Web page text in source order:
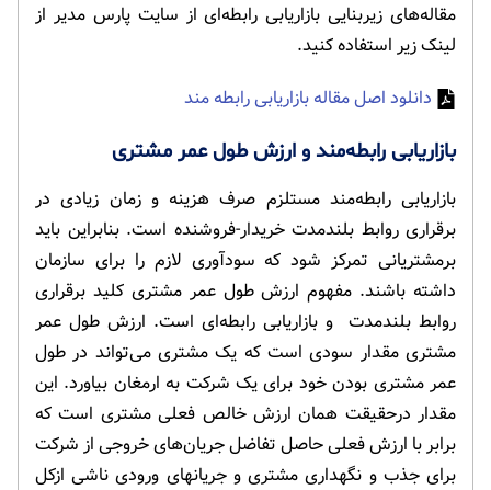
مقاله‌های زیربنایی بازاریابی رابطه‌ای از سایت پارس مدیر از
لینک زیر استفاده کنید.
دانلود اصل مقاله بازاریابی رابطه مند
بازاریابی رابطه‌مند و ارزش طول عمر مشتری
بازاریابی رابطه‌مند مستلزم صرف هزینه و زمان زیادی در
برقراری روابط بلندمدت خریدار-فروشنده است. بنابراین باید
برمشتریانی تمرکز شود که سودآوری لازم را برای سازمان
داشته باشند. مفهوم ارزش طول عمر مشتری کلید برقراری
روابط بلندمدت و بازاریابی رابطه‌ای است. ارزش طول عمر
مشتری مقدار سودی است که یک مشتری می‌تواند در طول
عمر مشتری بودن خود برای یک شرکت به ارمغان بیاورد. این
مقدار درحقیقت همان ارزش خالص فعلی مشتری است که
برابر با ارزش فعلی حاصل تفاضل جریان‌های خروجی از شرکت
برای جذب و نگهداری مشتری و جریانهای ورودی ناشی ازکل